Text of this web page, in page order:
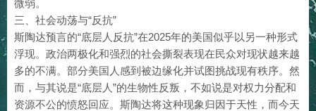
微弱。
三、社会动荡与“反抗”
斯陶达预言的“底层人反抗”在2025年的美国似乎以另一种形式
浮现。政治两极化和强烈的社会撕裂表现在民众对现状越来越
多的不满。部分美国人感到被边缘化并试图挑战现有秩序。然
而，与其说是“底层人”的生物性反叛，不如说是对权力分配和
资源不公的愤怒回应。斯陶达将这种现象归因于天性，而今天